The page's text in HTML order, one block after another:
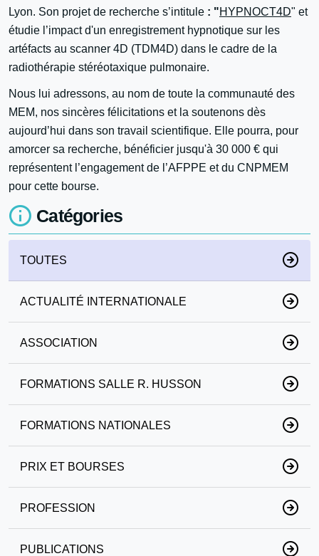
Lyon. Son projet de recherche s’intitule : "HYPNOCT4D" et
étudie l’impact d'un enregistrement hypnotique sur les
artéfacts au scanner 4D (TDM4D) dans le cadre de la
radiothérapie stéréotaxique pulmonaire.
Nous lui adressons, au nom de toute la communauté des
MEM, nos sincères félicitations et la soutenons dès
aujourd’hui dans son travail scientifique. Elle pourra, pour
amorcer sa recherche, bénéficier jusqu'à 30 000 € qui
représentent l’engagement de l’AFPPE et du CNPMEM
pour cette bourse.
Catégories
TOUTES
ACTUALITÉ INTERNATIONALE
ASSOCIATION
FORMATIONS SALLE R. HUSSON
FORMATIONS NATIONALES
PRIX ET BOURSES
PROFESSION
PUBLICATIONS